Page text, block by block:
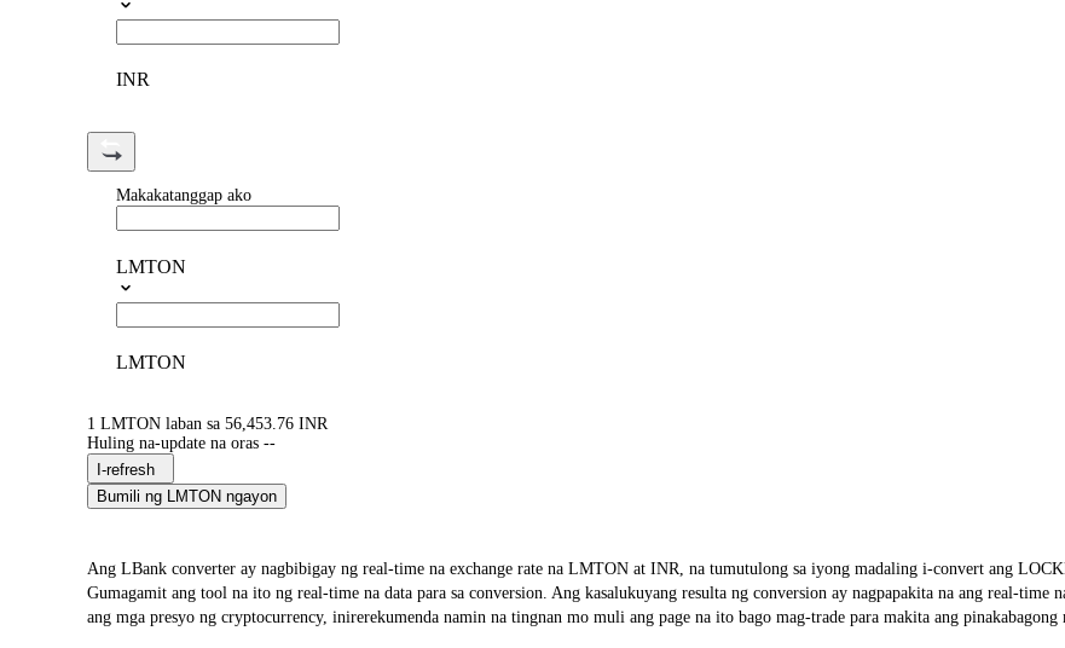
INR
Makakatanggap ako
LMTON
LMTON
1 LMTON laban sa 56,453.76 INR
Huling na-update na oras --
I-refresh
Bumili ng LMTON ngayon
Ang LBank converter ay nagbibigay ng real-time na exchange rate na LMTON at INR, na tumutulong sa iyong madaling i-convert ang
Gumagamit ang tool na ito ng real-time na data para sa conversion. Ang kasalukuyang resulta ng conversion ay nagpapakita na ang real-
ang mga presyo ng cryptocurrency, inirerekumenda namin na tingnan mo muli ang page na ito bago mag-trade para makita ang pinakabagong